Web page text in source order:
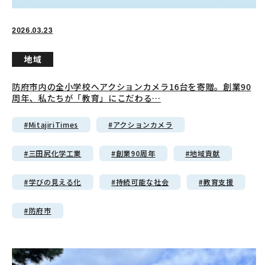
地域
2026.03.23
防府市内の全小学校へアクションカメラ16台を寄贈。創業90
周年、私たちが「教育」にこだわる…
#MitajiriTimes #アクションカメラ
#三田尻化学工業 #創業90周年 #地域貢献
#学びの見える化 #持続可能な社会 #教育支援
#防府市